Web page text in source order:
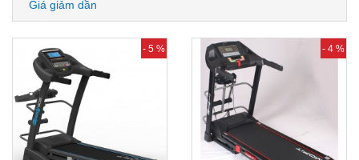
Giá giảm dần
- 5 % - 4 %